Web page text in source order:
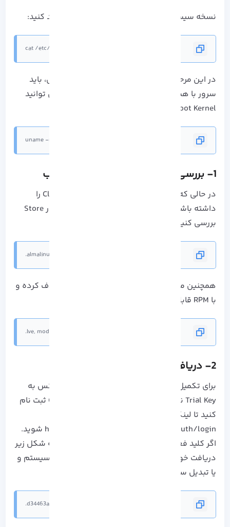
نسخه سیستم عامل را بررسی کرده و نصب را تایید کنید:
cat /etc/os-release
در این مرحله از نصب Cloudlinux روی آلمالینوکس، باید
سرور با هسته CloudLinux OS LVE کار کند که می توانید
Boot Kernel را بررسی کنید:
uname -r
1- بررسی و تنظیم CLDeploy پس از نصب
در حالی که اسکریپت شما وظیفه حذف CloudLinux را
داشته باشد، می توانید CentOS / AlmaLinux را در Store
بررسی کنید:
almalinux-release/centos-release/release-notes/logos.
همچنین می توانید با دستور بعدی بسته ها را حذف کرده و
با RPM قابلیت Hostinglimits Mod را حذف نمایید:
lve, mod hostinglimits, lve-stats, and lvemanager.
2- دریافت مجوز آزمایشی پس از نصب
برای تکمیل شدن نصب CloudLinux روی آلمالینوکس به
Trial Key نیاز داریم. پس در CloudLinux Network ثبت نام
کنید تا لینکی برای شما ارسال شود و وارد آدرس
https://cln.cloudlinux.com/console/auth/login شوید.
اگر کلید فعال سازی آزمایشی را وارد کنید، خطی به شکل زیر
دریافت خواهید کرد که می توانید از آن برای ثبت سیستم و
یا تبدیل سرور مشترک در سیستم استفاده کنید: